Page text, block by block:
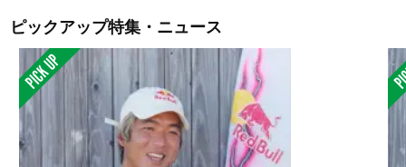
ピックアップ特集・ニュース